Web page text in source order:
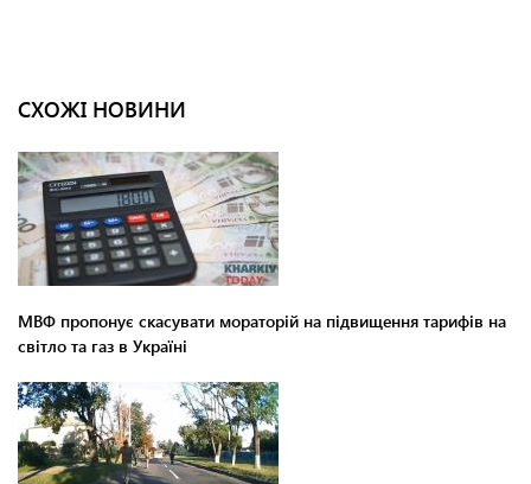
СХОЖІ НОВИНИ
МВФ пропонує скасувати мораторій на підвищення тарифів на
світло та газ в Україні